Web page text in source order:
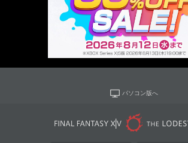
パソコン版へ